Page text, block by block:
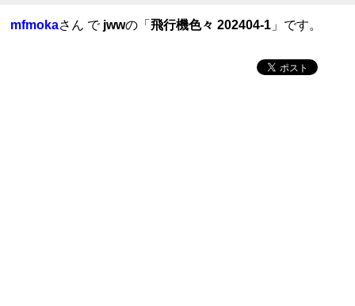
mfmokaさん で jwwの「飛行機色々 202404-1 」です。